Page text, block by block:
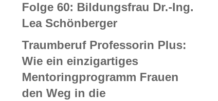
Folge 60: Bildungsfrau Dr.-Ing.
Lea Schönberger
Traumberuf Professorin Plus:
Wie ein einzigartiges
Mentoringprogramm Frauen
den Weg in die